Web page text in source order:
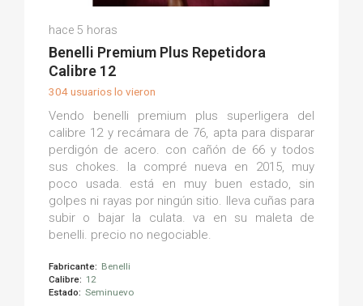
Manuel R.
hace 5 horas
Benelli Premium Plus Repetidora
Calibre 12
304 usuarios lo vieron
Vendo benelli premium plus superligera del
calibre 12 y recámara de 76, apta para disparar
perdigón de acero. con cañón de 66 y todos
sus chokes. la compré nueva en 2015, muy
poco usada. está en muy buen estado, sin
golpes ni rayas por ningún sitio. lleva cuñas para
subir o bajar la culata. va en su maleta de
benelli. precio no negociable.
Fabricante: Benelli
Calibre: 12
Estado: Seminuevo